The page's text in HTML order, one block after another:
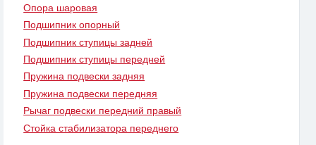
Опора шаровая
Подшипник опорный
Подшипник ступицы задней
Подшипник ступицы передней
Пружина подвески задняя
Пружина подвески передняя
Рычаг подвески передний правый
Стойка стабилизатора переднего